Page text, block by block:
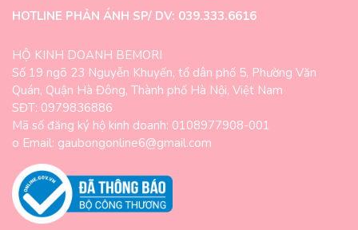
HOTLINE PHẢN ÁNH SP/ DV: 039.333.6616
HỘ KINH DOANH BEMORI
Số 19 ngõ 23 Nguyễn Khuyến, tổ dân phố 5, Phường Văn
Quán, Quận Hà Đông, Thành phố Hà Nội, Việt Nam
SĐT: 0979836886
Mã số đăng ký hộ kinh doanh: 0108977908-001
o Email: gaubongonline6@gmail.com